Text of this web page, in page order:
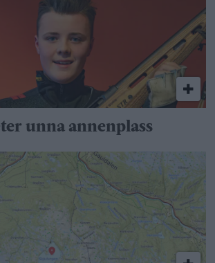
unna annenplass